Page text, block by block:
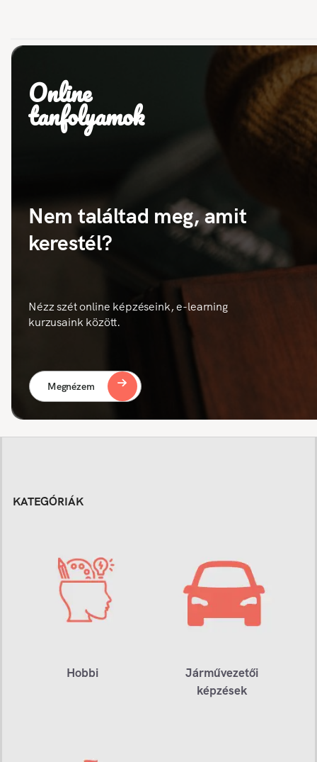
Online
tanfolyamok
Nem találtad meg, amit
kerestél?
Nézz szét online képzéseink, e-learning
kurzusaink között.
Megnézem
KATEGÓRIÁK
Hobbi
Járművezetői
képzések